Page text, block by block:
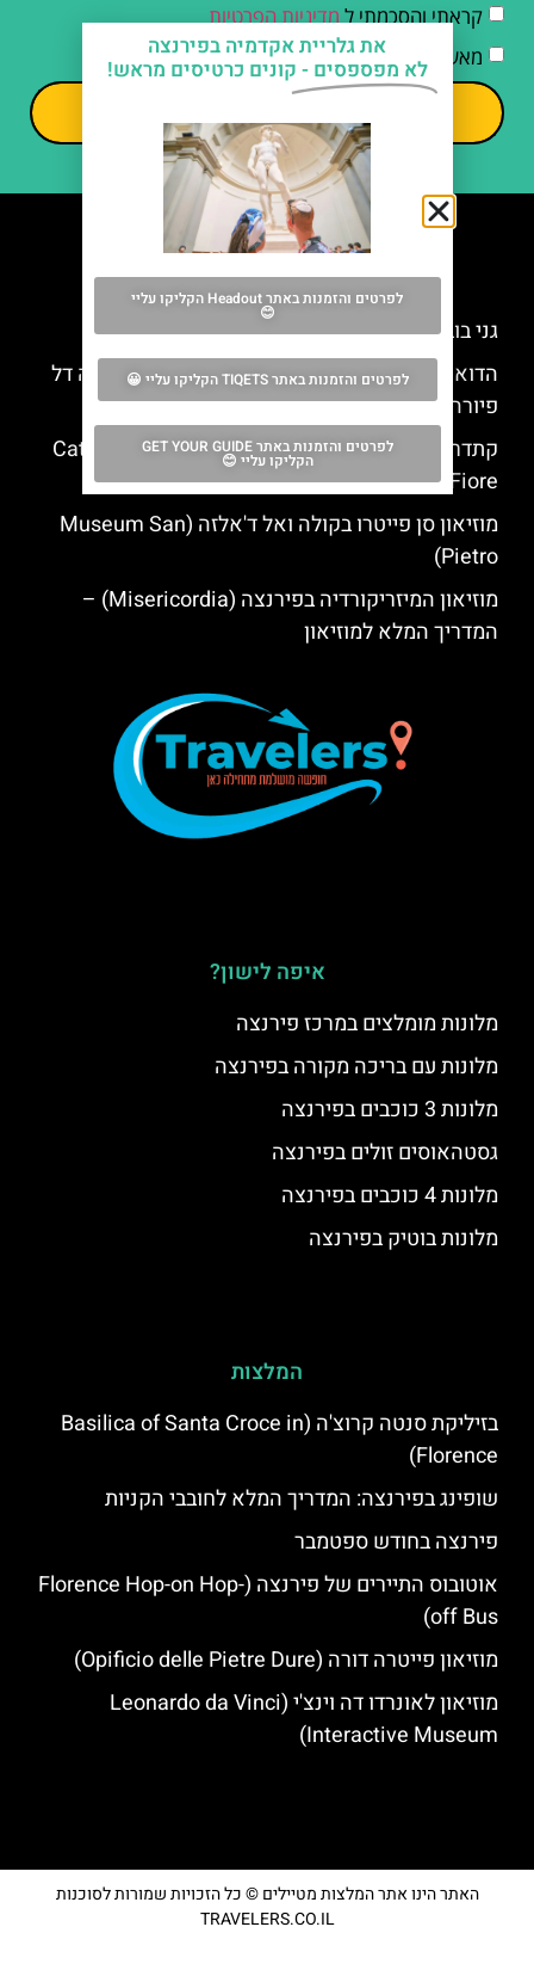
קראתי והסכמתי למדיניות הפרטיות
מאשר/ת קבלת דיוור וחומרים פרסומיים
מה אסור לפספס
גני בובולי (Giardino di Boboli)
הדואומו של פירנצה: כרטיס לקתדרלת סנטה מריה דל
פיורה (Florence)
קתדרלת פירנצה – הדואומו בפירנצה (Cattedrale di
Santa Maria del Fiore)
מוזיאון סן פייטרו בקולה ואל ד'אלזה (Museum San
Pietro)
מוזיאון המיזריקורדיה בפירנצה (Misericordia) –
המדריך המלא למוזיאון
איפה לישון?
מלונות מומלצים במרכז פירנצה
מלונות עם בריכה מקורה בפירנצה
מלונות 3 כוכבים בפירנצה
גסטהאוסים זולים בפירנצה
מלונות 4 כוכבים בפירנצה
מלונות בוטיק בפירנצה
המלצות
בזיליקת סנטה קרוצ'ה (Basilica of Santa Croce in
Florence)
שופינג בפירנצה: המדריך המלא לחובבי הקניות
פירנצה בחודש ספטמבר
אוטובוס התיירים של פירנצה (Florence Hop-on Hop-
off Bus)
מוזיאון פייטרה דורה (Opificio delle Pietre Dure)
מוזיאון לאונרדו דה וינצ'י (Leonardo da Vinci
Interactive Museum)
האתר הינו אתר המלצות מטיילים © כל הזכויות שמורות לסוכנות
TRAVELERS.CO.IL
את גלריית אקדמיה בפירנצה
לא מפספסים - קונים כרטיסים מראש!
לפרטים והזמנות באתר Headout הקליקו עליי
😊
לפרטים והזמנות באתר TIQETS הקליקו עליי 😀
לפרטים והזמנות באתר GET YOUR GUIDE
הקליקו עליי 😊